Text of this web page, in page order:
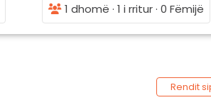
1 dhomë · 1 i rritur · 0 Fëmijë